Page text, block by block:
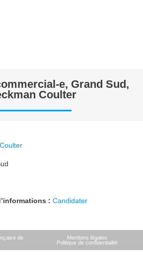
e, Grand Sud,
Coulter
: Candidater
de
Mentions légales
Politique de confidentialité